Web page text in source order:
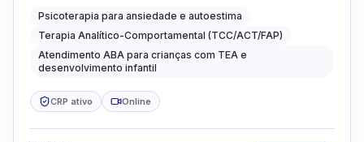
Psicoterapia para ansiedade e autoestima
Terapia Analítico-Comportamental (TCC/ACT/FAP)
Atendimento ABA para crianças com TEA e
desenvolvimento infantil
CRP ativo Online